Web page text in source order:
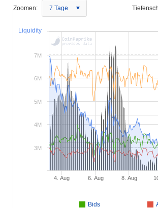
Zoomen: 7 Tage
Liquidity
Bids
4. Aug 6. Aug 8. Aug
3M
4M
5M
6M
7M